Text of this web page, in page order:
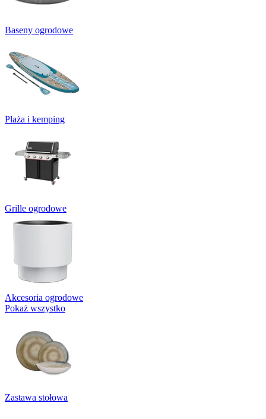
Baseny ogrodowe
Plaża i kemping
Grille ogrodowe
Akcesoria ogrodowe
Pokaż wszystko
Zastawa stołowa